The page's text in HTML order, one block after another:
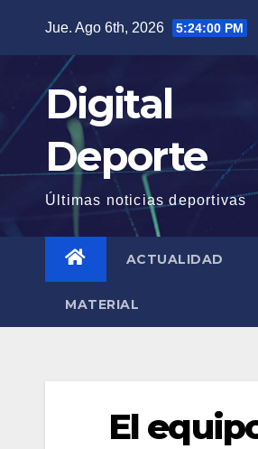
contenido
Jue. Ago 6th, 2026 5:24:01 PM
Digital
Deporte
Últimas noticias deportivas
ACTUALIDAD
MATERIAL
El